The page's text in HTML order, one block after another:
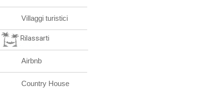
Villaggi turistici
Rilassarti
Airbnb
Country House